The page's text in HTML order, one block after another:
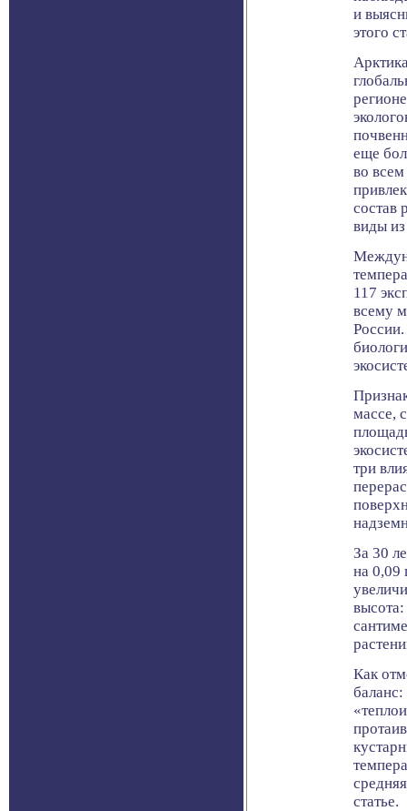
и
этого
еще
во
состав
виды
117
всему
массе,
три
За 30
на 0,09
Как
статье.